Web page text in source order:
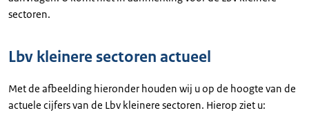
sectoren.
Lbv kleinere sectoren actueel
Met de afbeelding hieronder houden wij u op de hoogte van de
actuele cijfers van de Lbv kleinere sectoren. Hierop ziet u: